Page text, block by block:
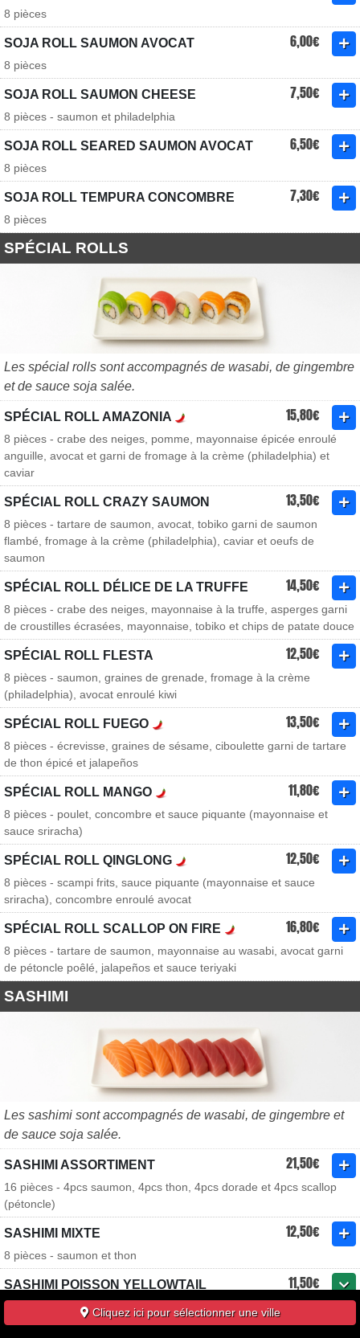
8 pièces
SOJA ROLL SAUMON AVOCAT 6,00€
8 pièces
SOJA ROLL SAUMON CHEESE 7,50€
8 pièces - saumon et philadelphia
SOJA ROLL SEARED SAUMON AVOCAT 6,50€
8 pièces
SOJA ROLL TEMPURA CONCOMBRE 7,30€
8 pièces
SPÉCIAL ROLLS
Les spécial rolls sont accompagnés de wasabi, de gingembre
et de sauce soja salée.
SPÉCIAL ROLL AMAZONIA 15,80€
8 pièces - crabe des neiges, pomme, mayonnaise épicée enroulé
anguille, avocat et garni de fromage à la crème (philadelphia) et
caviar
SPÉCIAL ROLL CRAZY SAUMON 13,50€
8 pièces - tartare de saumon, avocat, tobiko garni de saumon
flambé, fromage à la crème (philadelphia), caviar et oeufs de
saumon
SPÉCIAL ROLL DÉLICE DE LA TRUFFE 14,50€
8 pièces - crabe des neiges, mayonnaise à la truffe, asperges garni
de croustilles écrasées, mayonnaise, tobiko et chips de patate douce
SPÉCIAL ROLL FLESTA 12,50€
8 pièces - saumon, graines de grenade, fromage à la crème
(philadelphia), avocat enroulé kiwi
SPÉCIAL ROLL FUEGO 13,50€
8 pièces - écrevisse, graines de sésame, ciboulette garni de tartare
de thon épicé et jalapeños
SPÉCIAL ROLL MANGO 11,80€
8 pièces - poulet, concombre et sauce piquante (mayonnaise et
sauce sriracha)
SPÉCIAL ROLL QINGLONG 12,50€
8 pièces - scampi frits, sauce piquante (mayonnaise et sauce
sriracha), concombre enroulé avocat
SPÉCIAL ROLL SCALLOP ON FIRE 16,80€
8 pièces - tartare de saumon, mayonnaise au wasabi, avocat garni
de pétoncle poêlé, jalapeños et sauce teriyaki
SASHIMI
Les sashimi sont accompagnés de wasabi, de gingembre et
de sauce soja salée.
SASHIMI ASSORTIMENT 21,50€
16 pièces - 4pcs saumon, 4pcs thon, 4pcs dorade et 4pcs scallop
(pétoncle)
SASHIMI MIXTE 12,50€
8 pièces - saumon et thon
SASHIMI POISSON YELLOWTAIL 11,50€
8 ou 16 pièces - flétanCliquez ici pour sélectionner une ville